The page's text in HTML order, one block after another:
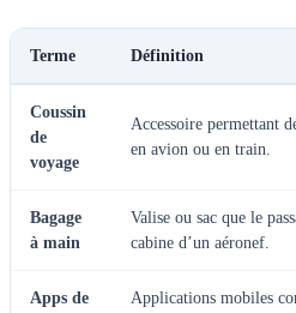
Terme Définition
Coussin
de
voyage
Accessoire permettant
en avion ou en train.
Bagage
à main
Valise ou sac que le
cabine d’un aéronef.
Apps de
Applications mobiles